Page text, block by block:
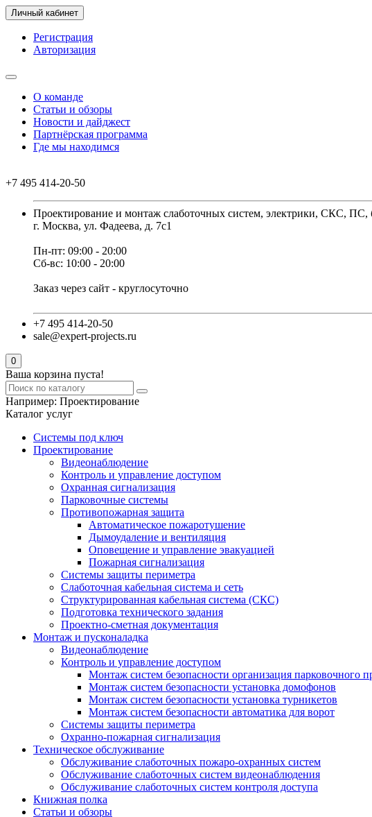
Личный кабинет
Регистрация
Авторизация
О команде
Статьи и обзоры
Новости и дайджест
Партнёрская программа
Где мы находимся
+7 495 414-20-50
Проектирование и монтаж слаботочных систем, электрики, СКС, ПС,
г. Москва, ул. Фадеева, д. 7с1
Пн-пт: 09:00 - 20:00
Сб-вс: 10:00 - 20:00
Заказ через сайт - круглосуточно
+7 495 414-20-50
sale@expert-projects.ru
0
Ваша корзина пуста!
Например: Проектирование
Каталог услуг
Системы под ключ
Проектирование
Видеонаблюдение
Контроль и управление доступом
Охранная сигнализация
Парковочные системы
Противопожарная защита
Автоматическое пожаротушение
Дымоудаление и вентиляция
Оповещение и управление эвакуацией
Пожарная сигнализация
Системы защиты периметра
Слаботочная кабельная система и сеть
Структурированная кабельная система (СКС)
Подготовка технического задания
Проектно-сметная документация
Монтаж и пусконаладка
Видеонаблюдение
Контроль и управление доступом
Монтаж систем безопасности организация парковочного
Монтаж систем безопасности установка домофонов
Монтаж систем безопасности установка турникетов
Монтаж систем безопасности автоматика для ворот
Системы защиты периметра
Охранно-пожарная сигнализация
Техническое обслуживание
Обслуживание слаботочных пожаро-охранных систем
Обслуживание слаботочных систем видеонаблюдения
Обслуживание слаботочных систем контроля доступа
Книжная полка
Статьи и обзоры